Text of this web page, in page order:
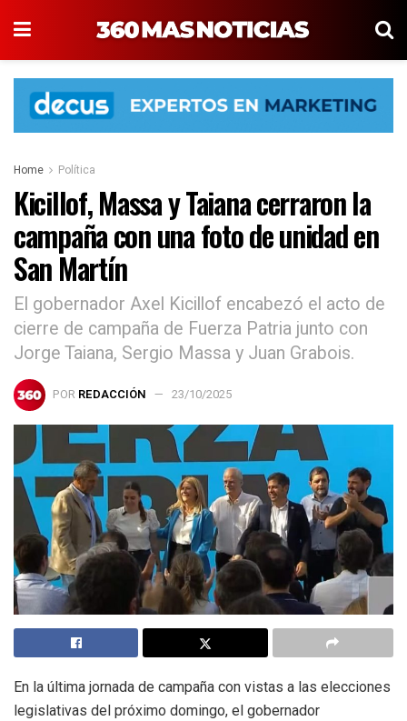
Home Política
Kicillof, Massa y Taiana cerraron la
campaña con una foto de unidad en
San Martín
El gobernador Axel Kicillof encabezó el acto de
cierre de campaña de Fuerza Patria junto con
Jorge Taiana, Sergio Massa y Juan Grabois.
POR REDACCIÓN 23/10/2025
En la última jornada de campaña con vistas a las elecciones
legislativas del próximo domingo, el gobernador